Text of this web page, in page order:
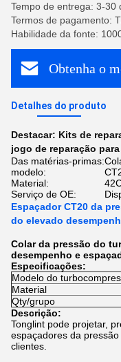
Tempo de entrega: 3-30
Termos de pagamento:
Habilidade da fonte:
Obtenha o
Detalhes do produto
Destacar: Kits de
jogo de reparação
Das matérias-primas:
modelo:
Material:
Serviço de OE:
Espaçador CT20 da
do elevado
Colar da pressão do
desempenho e
Especificações:
Modelo do
Material
Qty/grupo
Descrição:
Tonglint pode projetar,
espaçadores da
clientes.